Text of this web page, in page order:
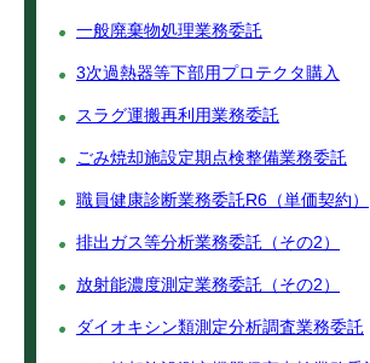
一般廃棄物処理業務委託
3次過熱器等下部用プロテクタ購入
スラグ運搬再利用業務委託
ごみ焼却施設定期点検整備業務委託
職員健康診断業務委託R6（単価契約）
排出ガス等分析業務委託（その2）
放射能濃度測定業務委託（その2）
ダイオキシン類測定分析調査業務委託